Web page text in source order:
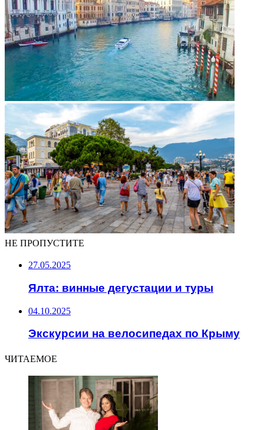
НЕ ПРОПУСТИТЕ
27.05.2025
Ялта: винные дегустации и туры
04.10.2025
Экскурсии на велосипедах по Крыму
ЧИТАЕМОЕ